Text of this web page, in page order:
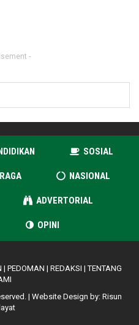
-
SOSIAL
NASIONAL
ADVERTORIAL
OPINI
| PEDOMAN | REDAKSI |TENTANG
| Website Design by:Risun